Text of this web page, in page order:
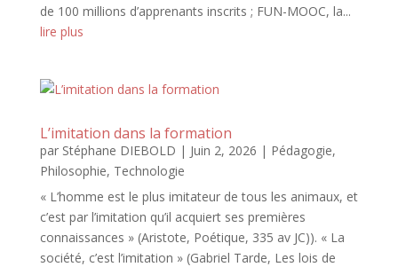
de 100 millions d’apprenants inscrits ; FUN-MOOC, la...
lire plus
L’imitation dans la formation
par Stéphane DIEBOLD | Juin 2, 2026 | Pédagogie,
Philosophie, Technologie
« L’homme est le plus imitateur de tous les animaux, et
c’est par l’imitation qu’il acquiert ses premières
connaissances » (Aristote, Poétique, 335 av JC)). « La
société, c’est l’imitation » (Gabriel Tarde, Les lois de